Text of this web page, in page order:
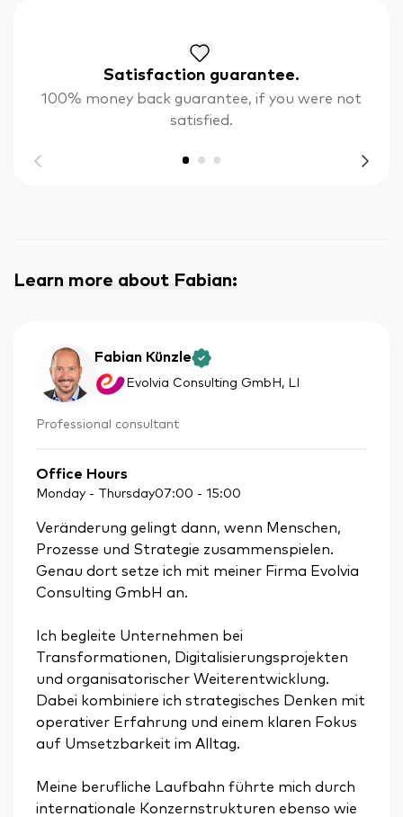
Satisfaction guarantee.
100% money back guarantee, if you were not
satisfied.
Learn more about Fabian:
Fabian Künzle
Evolvia Consulting GmbH , LI
Professional consultant
Office Hours
Monday - Thursday07:00 - 15:00
Veränderung gelingt dann, wenn Menschen,
Prozesse und Strategie zusammenspielen.
Genau dort setze ich mit meiner Firma Evolvia
Consulting GmbH an.
Ich begleite Unternehmen bei
Transformationen, Digitalisierungsprojekten
und organisatorischer Weiterentwicklung.
Dabei kombiniere ich strategisches Denken mit
operativer Erfahrung und einem klaren Fokus
auf Umsetzbarkeit im Alltag.
Meine berufliche Laufbahn führte mich durch
internationale Konzernstrukturen ebenso wie